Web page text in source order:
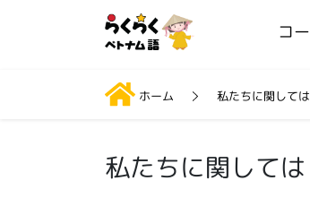
コ
ホーム 私たちに関しては
私たちに関しては